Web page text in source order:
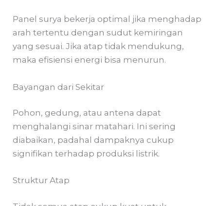
Panel surya bekerja optimal jika menghadap
arah tertentu dengan sudut kemiringan
yang sesuai. Jika atap tidak mendukung,
maka efisiensi energi bisa menurun.
Bayangan dari Sekitar
Pohon, gedung, atau antena dapat
menghalangi sinar matahari. Ini sering
diabaikan, padahal dampaknya cukup
signifikan terhadap produksi listrik.
Struktur Atap